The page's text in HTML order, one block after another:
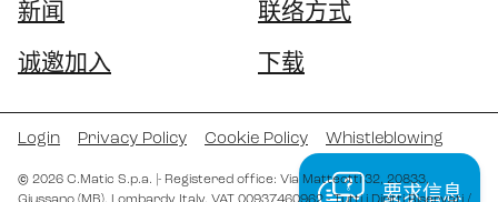
要求信息
新闻 联络方式
诚邀加入 下载
Login Privacy Policy Cookie Policy Whistleblowing
© 2026 C.Matic S.p.a. - Registered office: Via Matteotti 32, 20833,